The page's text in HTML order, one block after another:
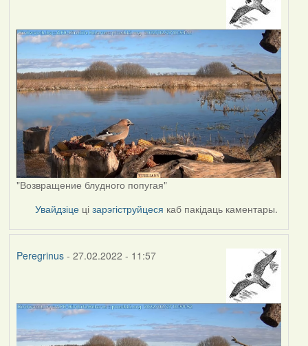
"Возвращение блудного попугая"
Увайдзіце цізарэгіструйцеся каб пакідаць каментары.
Peregrinus- 27.02.2022 - 11:57